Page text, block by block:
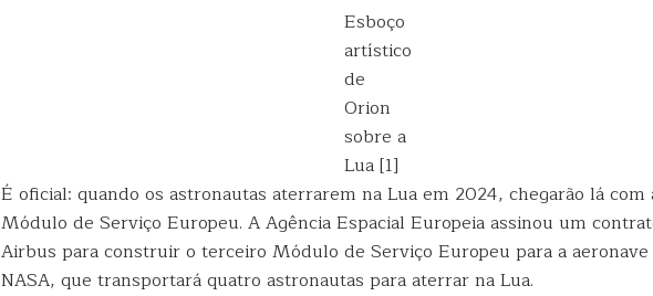
Esboço
artístico
de
Orion
sobre a
Lua [1]
É oficial: quando os astronautas aterrarem na Lua em 2024, chegarão lá com
Módulo de Serviço Europeu. A Agência Espacial Europeia assinou um
Airbus para construir o terceiro Módulo de Serviço Europeu para a
NASA, que transportará quatro astronautas para aterrar na Lua.